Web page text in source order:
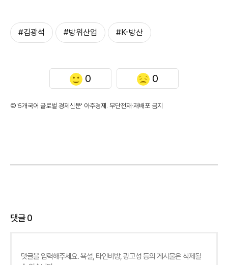
#김광석 #방위산업 #K-방산
0 0
©'5개국어 글로벌 경제신문' 아주경제. 무단전재·재배포 금지
댓글0